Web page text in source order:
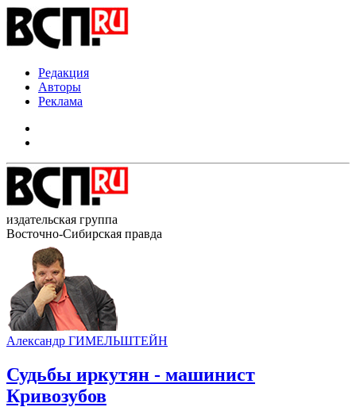
Редакция
Авторы
Реклама
издательская группа
Восточно-Сибирская правда
Александр ГИМЕЛЬШТЕЙН
Судьбы иркутян - машинист
Кривозубов